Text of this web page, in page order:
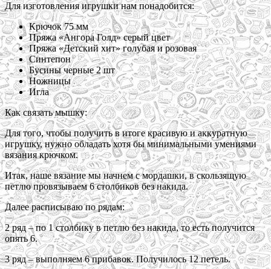
Для изготовления игрушки нам понадобится:
Крючок 75 мм
Пряжа «Ангора Голд» серый цвет
Пряжа «Детский хит» голубая и розовая
Синтепон
Бусины черные 2 шт
Ножницы
Игла
Как связать мышку:
Для того, чтобы получить в итоге красивую и аккуратную
игрушку, нужно обладать хотя бы минимальными умениями
вязания крючком.
Итак, наше вязание мы начнем с мордашки, в скользящую
петлю провязываем 6 столбиков без накида.
Далее расписываю по рядам:
2 ряд – по 1 столбику в петлю без накида, то есть получится
опять 6.
3 ряд – выполняем 6 прибавок. Получилось 12 петель.